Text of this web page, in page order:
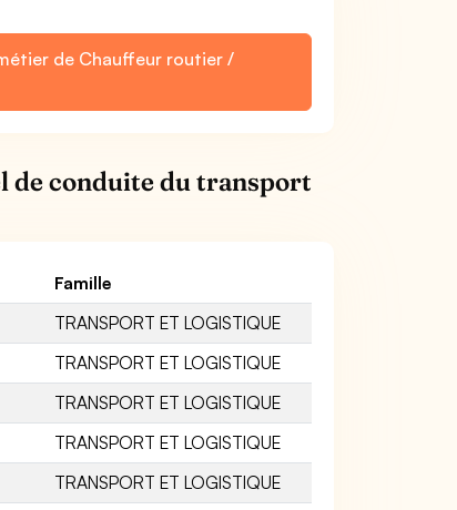
de Chauffeur routier /
de conduite du transport
Famille
TRANSPORT ET LOGISTIQUE
TRANSPORT ET LOGISTIQUE
TRANSPORT ET LOGISTIQUE
TRANSPORT ET LOGISTIQUE
TRANSPORT ET LOGISTIQUE